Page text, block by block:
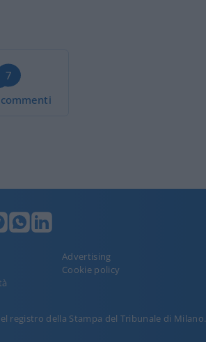
7
Advertising
Cookie policy
registro della Stampa del Tribunale di Milano.